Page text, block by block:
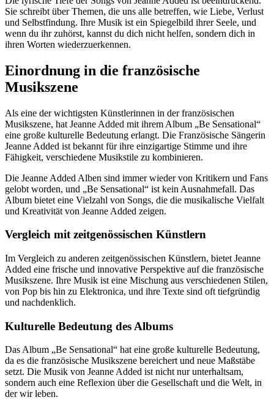
Sie schreibt über Themen, die uns alle betreffen, wie Liebe, Verlust
und Selbstfindung. Ihre Musik ist ein Spiegelbild ihrer Seele, und
wenn du ihr zuhörst, kannst du dich nicht helfen, sondern dich in
ihren Worten wiederzuerkennen.
Einordnung in die französische
Musikszene
Als eine der wichtigsten Künstlerinnen in der französischen
Musikszene, hat Jeanne Added mit ihrem Album „Be Sensational“
eine große kulturelle Bedeutung erlangt. Die Französische Sängerin
Jeanne Added ist bekannt für ihre einzigartige Stimme und ihre
Fähigkeit, verschiedene Musikstile zu kombinieren.
Die Jeanne Added Alben sind immer wieder von Kritikern und Fans
gelobt worden, und „Be Sensational“ ist kein Ausnahmefall. Das
Album bietet eine Vielzahl von Songs, die die musikalische Vielfalt
und Kreativität von Jeanne Added zeigen.
Vergleich mit zeitgenössischen Künstlern
Im Vergleich zu anderen zeitgenössischen Künstlern, bietet Jeanne
Added eine frische und innovative Perspektive auf die französische
Musikszene. Ihre Musik ist eine Mischung aus verschiedenen Stilen,
von Pop bis hin zu Elektronica, und ihre Texte sind oft tiefgründig
und nachdenklich.
Kulturelle Bedeutung des Albums
Das Album „Be Sensational“ hat eine große kulturelle Bedeutung,
da es die französische Musikszene bereichert und neue Maßstäbe
setzt. Die Musik von Jeanne Added ist nicht nur unterhaltsam,
sondern auch eine Reflexion über die Gesellschaft und die Welt, in
der wir leben.